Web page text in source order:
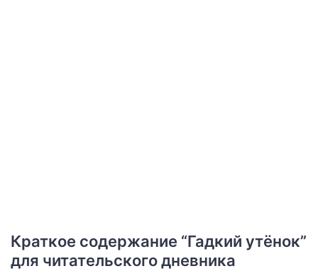
Краткое содержание “Гадкий утёнок”
для читательского дневника